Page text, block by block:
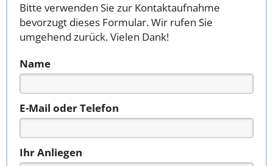
Bitte verwenden Sie zur Kontaktaufnahme
bevorzugt dieses Formular. Wir rufen Sie
umgehend zurück. Vielen Dank!
Name
E-Mail oder Telefon
Ihr Anliegen